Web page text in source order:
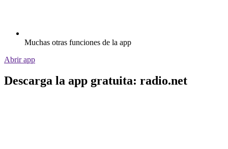
Muchas otras funciones de la app
Abrir app
Descarga la app gratuita: radio.net